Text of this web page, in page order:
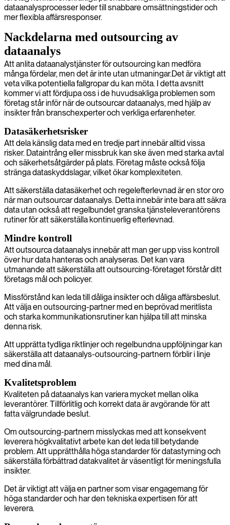
dataanalysprocesser leder till snabbare omsättningstider och
mer flexibla affärsresponser.
Nackdelarna med outsourcing av
dataanalys
Att anlita dataanalystjänster för outsourcing kan medföra
många fördelar, men det är inte utan utmaningar.Det är viktigt att
veta vilka potentiella fallgropar du kan möta. I detta avsnitt
kommer vi att fördjupa oss i de huvudsakliga problemen som
företag står inför när de outsourcar dataanalys, med hjälp av
insikter från branschexperter och verkliga erfarenheter.
Datasäkerhetsrisker
Att dela känslig data med en tredje part innebär alltid vissa
risker. Dataintrång eller missbruk kan ske även med starka avtal
och säkerhetsåtgärder på plats. Företag måste också följa
stränga dataskyddslagar, vilket ökar komplexiteten.
Att säkerställa datasäkerhet och regelefterlevnad är en stor oro
när man outsourcar dataanalys. Detta innebär inte bara att säkra
data utan också att regelbundet granska tjänsteleverantörens
rutiner för att säkerställa kontinuerlig efterlevnad.
Mindre kontroll
Att outsourca dataanalys innebär att man ger upp viss kontroll
över hur data hanteras och analyseras. Det kan vara
utmanande att säkerställa att outsourcing-företaget förstår ditt
företags mål och policyer.
Missförstånd kan leda till dåliga insikter och dåliga affärsbeslut.
Att välja en outsourcing-partner med en beprövad meritlista
och starka kommunikationsrutiner kan hjälpa till att minska
denna risk.
Att upprätta tydliga riktlinjer och regelbundna uppföljningar kan
säkerställa att dataanalys-outsourcing-partnern förblir i linje
med dina mål.
Kvalitetsproblem
Kvaliteten på dataanalys kan variera mycket mellan olika
leverantörer. Tillförlitlig och korrekt data är avgörande för att
fatta välgrundade beslut.
Om outsourcing-partnern misslyckas med att konsekvent
leverera högkvalitativt arbete kan det leda till betydande
problem. Att upprätthålla höga standarder för datastyrning och
säkerställa förbättrad datakvalitet är väsentligt för meningsfulla
insikter.
Det är viktigt att välja en partner som visar engagemang för
höga standarder och har den tekniska expertisen för att
leverera.